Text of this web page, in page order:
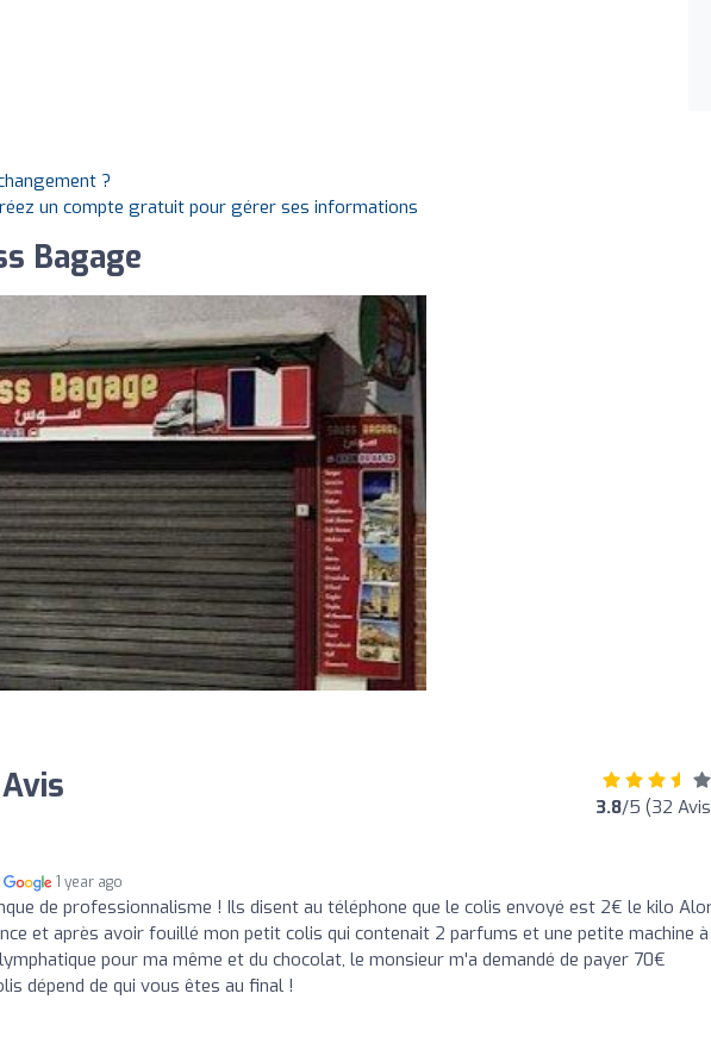
?
un compte gratuit pour gérer ses informations
Bagage
3.8/5 (32
1 year ago
de professionnalisme ! Ils disent au téléphone que le colis envoyé est 2€ le kilo
et après avoir fouillé mon petit colis qui contenait 2 parfums et une petite machine à
pour ma même et du chocolat, le monsieur m'a demandé de payer 70€
dépend de qui vous êtes au final !